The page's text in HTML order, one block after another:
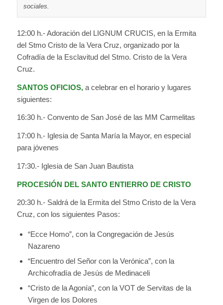
sociales.
12:00 h.- Adoración del LIGNUM CRUCIS, en la Ermita
del Stmo Cristo de la Vera Cruz, organizado por la
Cofradía de la Esclavitud del Stmo. Cristo de la Vera
Cruz.
SANTOS OFICIOS,a celebrar en el horario y lugares
siguientes:
16:30 h.- Convento de San José de las MM Carmelitas
17:00 h.- Iglesia de Santa María la Mayor, en especial
para jóvenes
17:30.- Iglesia de San Juan Bautista
PROCESIÓN DEL SANTO ENTIERRO DE CRISTO
20:30 h.- Saldrá de la Ermita del Stmo Cristo de la Vera
Cruz, con los siguientes Pasos:
“Ecce Homo”, con la Congregación de Jesús
Nazareno
“Encuentro del Señor con la Verónica”, con la
Archicofradía de Jesús de Medinaceli
“Cristo de la Agonía”, con la VOT de Servitas de la
Virgen de los Dolores